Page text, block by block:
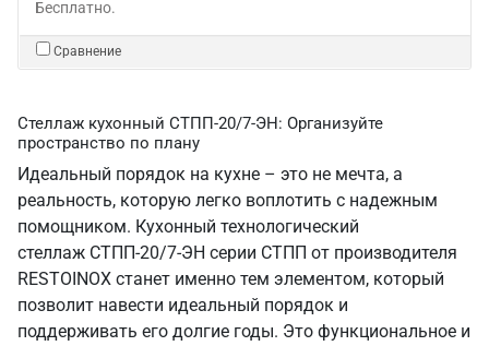
Бесплатно.
Сравнение
Стеллаж кухонный СТПП-20/7-ЭН: Организуйте
пространство по плану
Идеальный порядок на кухне – это не мечта, а
реальность, которую легко воплотить с надежным
помощником. Кухонный технологический
стеллаж СТПП-20/7-ЭН серии СТПП от производителя
RESTOINOX станет именно тем элементом, который
позволит навести идеальный порядок и
поддерживать его долгие годы. Это функциональное и